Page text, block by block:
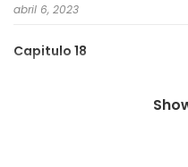
abril 6, 2023
Capitulo 18